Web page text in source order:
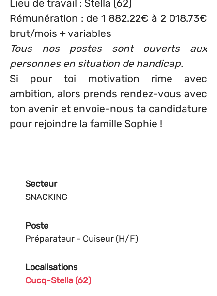
Lieu de travail : Stella (62)
Rémunération : de 1 882.22€ à 2 018.73€
brut/mois + variables
Tous nos postes sont ouverts aux
personnes en situation de handicap.
Si pour toi motivation rime avec
ambition, alors prends rendez-vous avec
ton avenir et envoie-nous ta candidature
pour rejoindre la famille Sophie !
Secteur
SNACKING
Poste
Préparateur - Cuiseur (H/F)
Localisations
Cucq-Stella (62)